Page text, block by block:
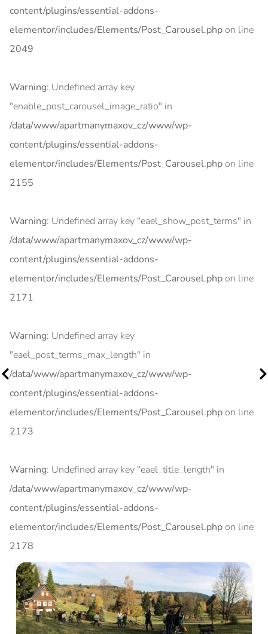
content/plugins/essential-addons-
elementor/includes/Elements/Post_Carousel.phpon line
2049
Warning: Undefined array key
"enable_post_carousel_image_ratio" in
/data/www/apartmanymaxov_cz/www/wp-
content/plugins/essential-addons-
elementor/includes/Elements/Post_Carousel.phpon line
2155
Warning: Undefined array key "eael_show_post_terms" in
/data/www/apartmanymaxov_cz/www/wp-
content/plugins/essential-addons-
elementor/includes/Elements/Post_Carousel.phpon line
2171
Warning: Undefined array key
"eael_post_terms_max_length" in
/data/www/apartmanymaxov_cz/www/wp-
content/plugins/essential-addons-
elementor/includes/Elements/Post_Carousel.phpon line
2173
Warning: Undefined array key "eael_title_length" in
/data/www/apartmanymaxov_cz/www/wp-
content/plugins/essential-addons-
elementor/includes/Elements/Post_Carousel.phpon line
2178